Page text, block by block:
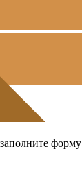
форму